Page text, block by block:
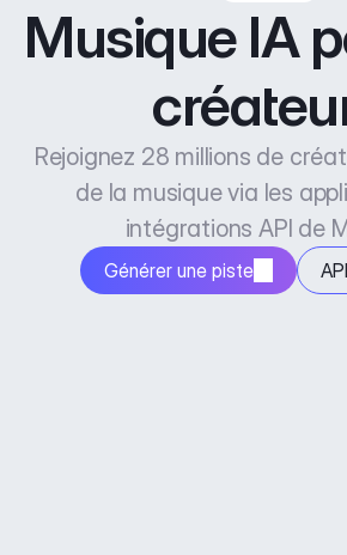
Musique IA
Rejoignez 28 millions de
de la musique via les
intégrations API de
Générer une piste